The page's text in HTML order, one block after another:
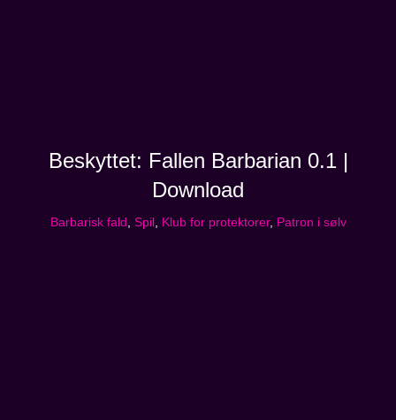
Beskyttet: Fallen Barbarian 0.1 |
Download
Barbarisk fald , Spil , Klub for protektorer, Patron i sølv